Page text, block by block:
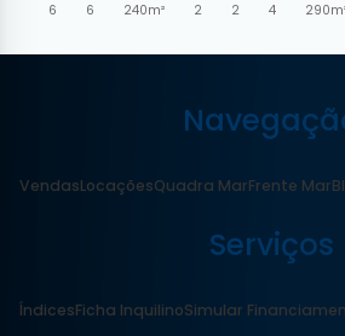
6
6 240m² 2 2 4
VendasLocaçõesQuadra MarFrente Mar
Serviços
ÍndicesFicha InquilinoSimular